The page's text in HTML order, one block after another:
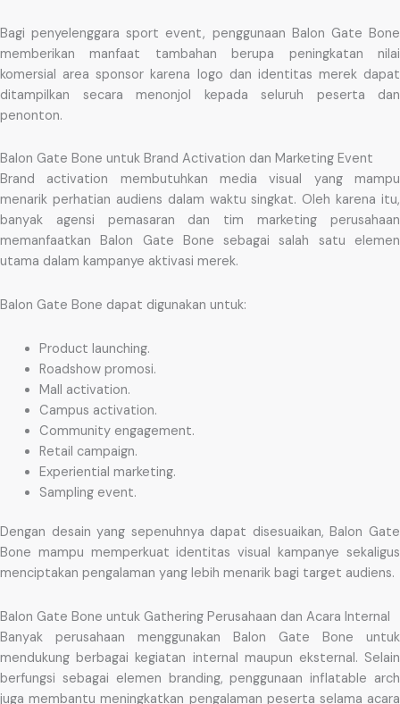
Bagi penyelenggara sport event, penggunaan Balon Gate Bone
memberikan manfaat tambahan berupa peningkatan nilai
komersial area sponsor karena logo dan identitas merek dapat
ditampilkan secara menonjol kepada seluruh peserta dan
penonton.
Balon Gate Bone untuk Brand Activation dan Marketing Event
Brand activation membutuhkan media visual yang mampu
menarik perhatian audiens dalam waktu singkat. Oleh karena itu,
banyak agensi pemasaran dan tim marketing perusahaan
memanfaatkan Balon Gate Bone sebagai salah satu elemen
utama dalam kampanye aktivasi merek.
Balon Gate Bone dapat digunakan untuk:
Product launching.
Roadshow promosi.
Mall activation.
Campus activation.
Community engagement.
Retail campaign.
Experiential marketing.
Sampling event.
Dengan desain yang sepenuhnya dapat disesuaikan, Balon Gate
Bone mampu memperkuat identitas visual kampanye sekaligus
menciptakan pengalaman yang lebih menarik bagi target audiens.
Balon Gate Bone untuk Gathering Perusahaan dan Acara Internal
Banyak perusahaan menggunakan Balon Gate Bone untuk
mendukung berbagai kegiatan internal maupun eksternal. Selain
berfungsi sebagai elemen branding, penggunaan inflatable arch
juga membantu meningkatkan pengalaman peserta selama acara